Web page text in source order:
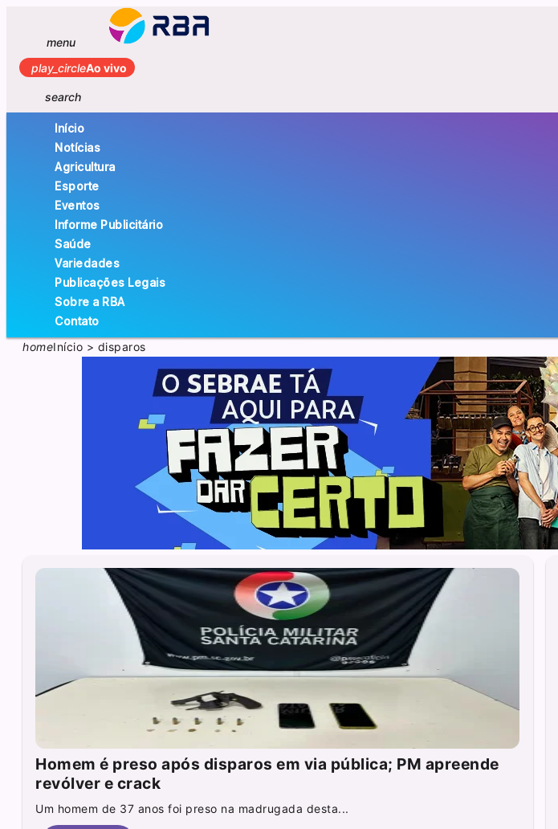
menu
play_circleAo vivo
search
Início
Notícias
Agricultura
Esporte
Eventos
Informe Publicitário
Saúde
Variedades
Publicações Legais
Sobre a RBA
Contato
homeInício > disparos
Homem é preso após disparos em via pública; PM apreende
revólver e crack
Um homem de 37 anos foi preso na madrugada desta...